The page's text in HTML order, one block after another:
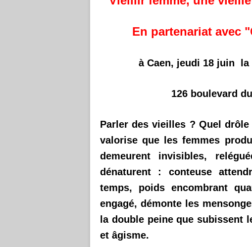
En partenariat avec
à Caen, jeudi 18 juin la
126 boulevard
Parler des vieilles ? Quel
valorise que les femmes
demeurent invisibles,
dénaturent : conteuse
temps, poids encombrant
engagé, démonte les
la double peine que subissent
et âgisme.